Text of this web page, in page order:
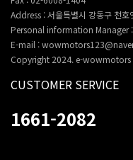
Address : 서울특별시 강동구 천
Personal information Manager :
E-mail :
Copyright 2024. e-wowmotors
CUSTOMER SERVICE
1661-2082